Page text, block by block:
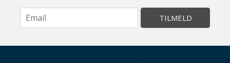
TILMELD